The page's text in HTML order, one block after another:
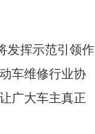
发挥示范引领作
车维修行业协
广大车主真正